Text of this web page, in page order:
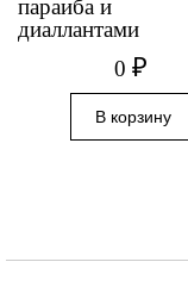
параиба и
диаллантами
0 ₽